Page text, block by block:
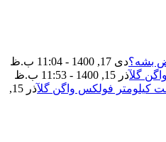
بشه؟دی 17, 1400 - 11:04 ب.ظ
گلآذر 15, 1400 - 11:53 ب.ظ
کیلومتر فولکس واگن گل
آذر 15,